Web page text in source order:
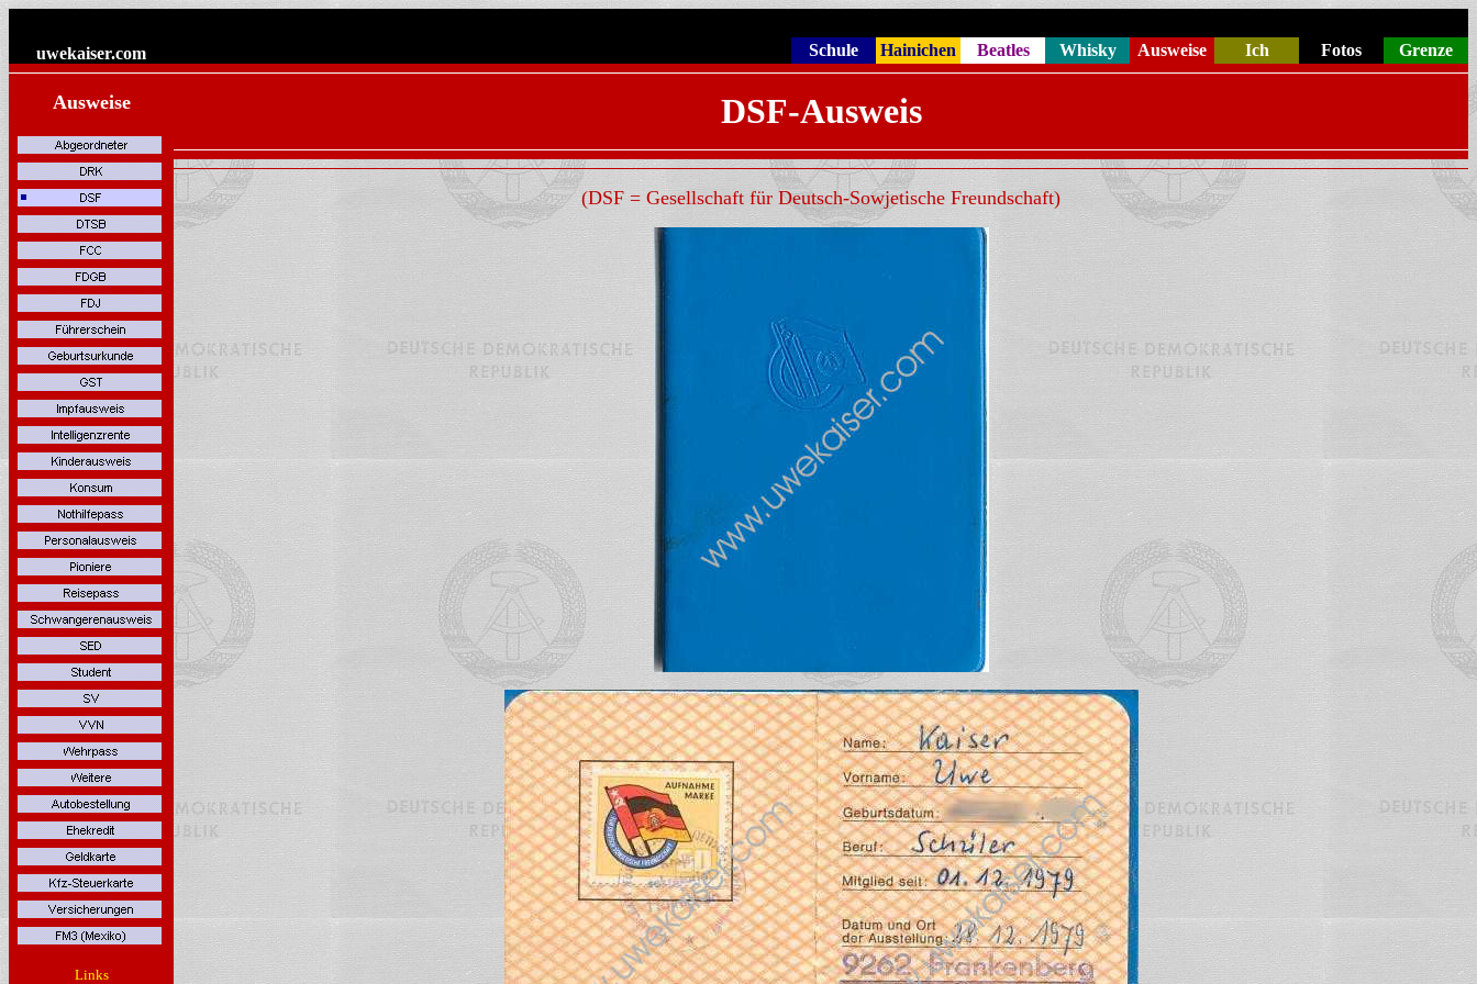
uwekaiser.com Schule Hainichen Beatles Whisky Ausweise Ich Fotos Grenze
Ausweise
Links
DSF-Ausweis
(DSF = Gesellschaft für Deutsch-Sowjetische Freundschaft)